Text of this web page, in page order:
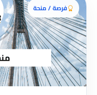
فرصة / منحة